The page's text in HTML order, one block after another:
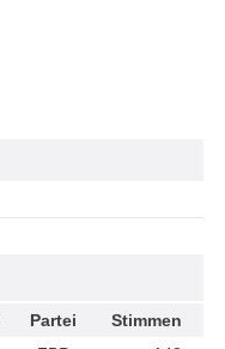
Partei
Stimmen